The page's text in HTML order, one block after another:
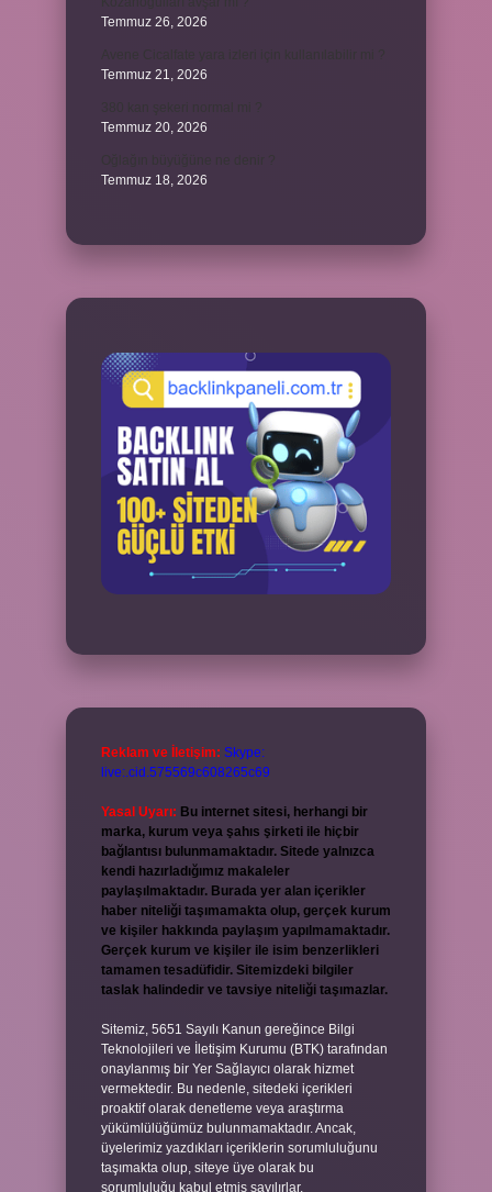
Temmuz 26, 2026
Temmuz 21, 2026
Temmuz 20, 2026
Temmuz 18, 2026
Reklam ve İletişim: Skype:
live:.cid.575569c608265c69
Yasal Uyarı: Bu internet sitesi, herhangi bir
marka, kurum veya şahıs şirketi ile hiçbir
bağlantısı bulunmamaktadır. Sitede yalnızca
kendi hazırladığımız makaleler
paylaşılmaktadır. Burada yer alan içerikler
haber niteliği taşımamakta olup, gerçek kurum
ve kişiler hakkında paylaşım yapılmamaktadır.
Gerçek kurum ve kişiler ile isim benzerlikleri
tamamen tesadüfidir. Sitemizdeki bilgiler
taslak halindedir ve tavsiye niteliği taşımazlar.
Sitemiz, 5651 Sayılı Kanun gereğince Bilgi
Teknolojileri ve İletişim Kurumu (BTK) tarafından
onaylanmış bir Yer Sağlayıcı olarak hizmet
vermektedir. Bu nedenle, sitedeki içerikleri
proaktif olarak denetleme veya araştırma
yükümlülüğümüz bulunmamaktadır. Ancak,
üyelerimiz yazdıkları içeriklerin sorumluluğunu
taşımakta olup, siteye üye olarak bu
sorumluluğu kabul etmiş sayılırlar.